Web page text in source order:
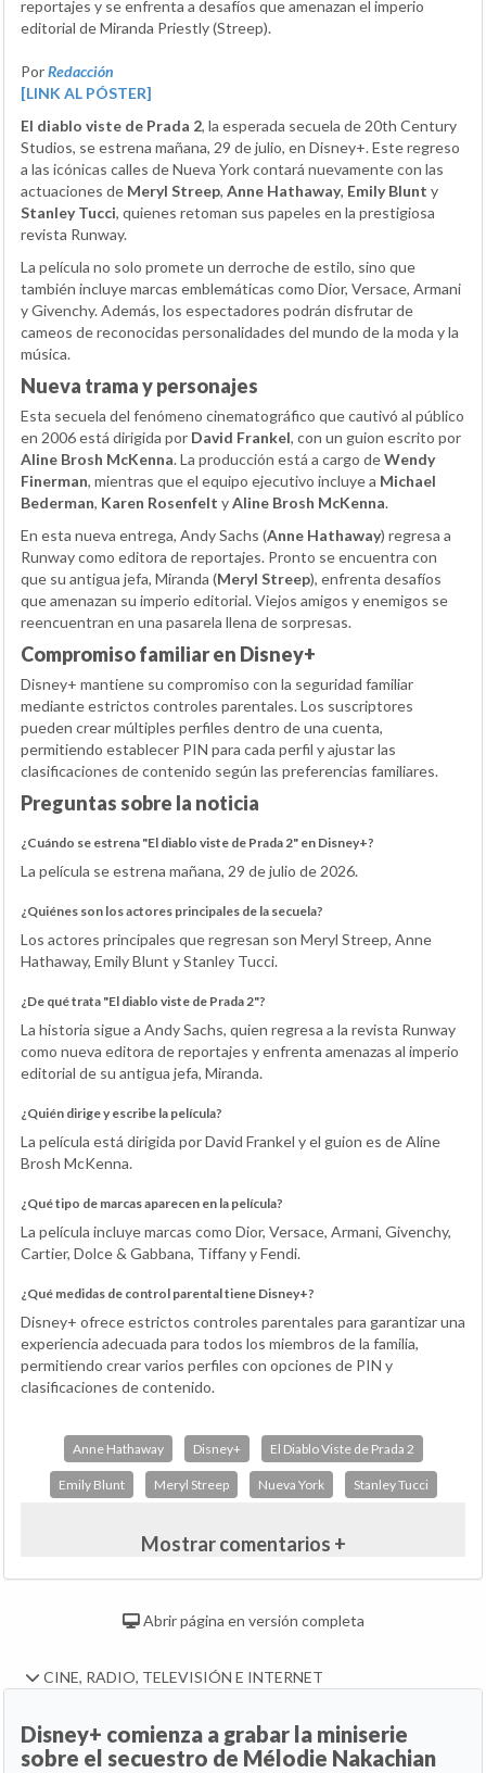
reportajes y se enfrenta a desafíos que amenazan el imperio
editorial de Miranda Priestly (Streep).
PorRedacción
[LINK AL PÓSTER]
El diablo viste de Prada 2, la esperada secuela de 20th Century
Studios, se estrena mañana, 29 de julio, en Disney+. Este regreso
a las icónicas calles de Nueva York contará nuevamente con las
actuaciones de Meryl Streep, Anne Hathaway, Emily Blunt y
Stanley Tucci, quienes retoman sus papeles en la prestigiosa
revista Runway.
La película no solo promete un derroche de estilo, sino que
también incluye marcas emblemáticas como Dior, Versace, Armani
y Givenchy. Además, los espectadores podrán disfrutar de
cameos de reconocidas personalidades del mundo de la moda y la
música.
Nueva trama y personajes
Esta secuela del fenómeno cinematográfico que cautivó al público
en 2006 está dirigida por David Frankel, con un guion escrito por
Aline Brosh McKenna. La producción está a cargo deWendy
Finerman, mientras que el equipo ejecutivo incluye a Michael
Bederman, Karen Rosenfelt yAline Brosh McKenna.
En esta nueva entrega, Andy Sachs (Anne Hathaway) regresa a
Runway como editora de reportajes. Pronto se encuentra con
que su antigua jefa, Miranda (Meryl Streep), enfrenta desafíos
que amenazan su imperio editorial. Viejos amigos y enemigos se
reencuentran en una pasarela llena de sorpresas.
Compromiso familiar en Disney+
Disney+ mantiene su compromiso con la seguridad familiar
mediante estrictos controles parentales. Los suscriptores
pueden crear múltiples perfiles dentro de una cuenta,
permitiendo establecer PIN para cada perfil y ajustar las
clasificaciones de contenido según las preferencias familiares.
Preguntas sobre la noticia
¿Cuándo se estrena "El diablo viste de Prada 2" en Disney+?
La película se estrena mañana, 29 de julio de 2026.
¿Quiénes son los actores principales de la secuela?
Los actores principales que regresan son Meryl Streep, Anne
Hathaway, Emily Blunt y Stanley Tucci.
¿De qué trata "El diablo viste de Prada 2"?
La historia sigue a Andy Sachs, quien regresa a la revista Runway
como nueva editora de reportajes y enfrenta amenazas al imperio
editorial de su antigua jefa, Miranda.
¿Quién dirige y escribe la película?
La película está dirigida por David Frankel y el guion es de Aline
Brosh McKenna.
¿Qué tipo de marcas aparecen en la película?
La película incluye marcas como Dior, Versace, Armani, Givenchy,
Cartier, Dolce & Gabbana, Tiffany y Fendi.
¿Qué medidas de control parental tiene Disney+?
Disney+ ofrece estrictos controles parentales para garantizar una
experiencia adecuada para todos los miembros de la familia,
permitiendo crear varios perfiles con opciones de PIN y
clasificaciones de contenido.
Anne Hathaway Disney+ El Diablo Viste de Prada 2
Emily Blunt Meryl Streep Nueva York Stanley Tucci
Mostrar comentarios +
Abrir página en versión completa
CINE, RADIO, TELEVISIÓN E INTERNET
Disney+ comienza a grabar la miniserie
sobre el secuestro de Mélodie Nakachian